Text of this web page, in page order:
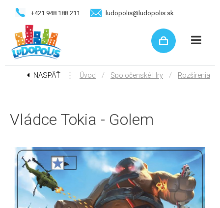
+421 948 188 211 ludopolis@ludopolis.sk
NASPÄŤ ⋮ Úvod / Spoločenské Hry / Rozšírenia
Vládce Tokia - Golem